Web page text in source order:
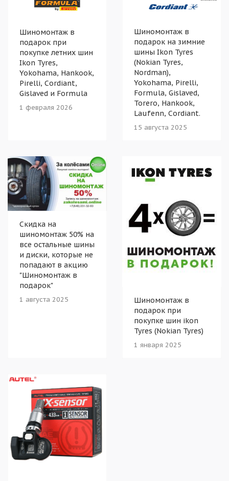
Шиномонтаж в
подарок при
покупке летних шин
Ikon Tyres,
Yokohama, Hankook,
Pirelli, Cordiant,
Gislaved и Formula
1 февраля 2026
Шиномонтаж в
подарок на зимние
шины Ikon Tyres
(Nokian Tyres,
Nordman),
Yokohama, Pirelli,
Formula, Gislaved,
Torero, Hankook,
Laufenn, Cordiant.
15 августа 2025
Скидка на
шиномонтаж 50% на
все остальные шины
и диски, которые не
попадают в акцию
"Шиномонтаж в
подарок"
1 августа 2025
Шиномонтаж в
подарок при
покупке шин ikon
Tyres (Nokian Tyres)
1 января 2025